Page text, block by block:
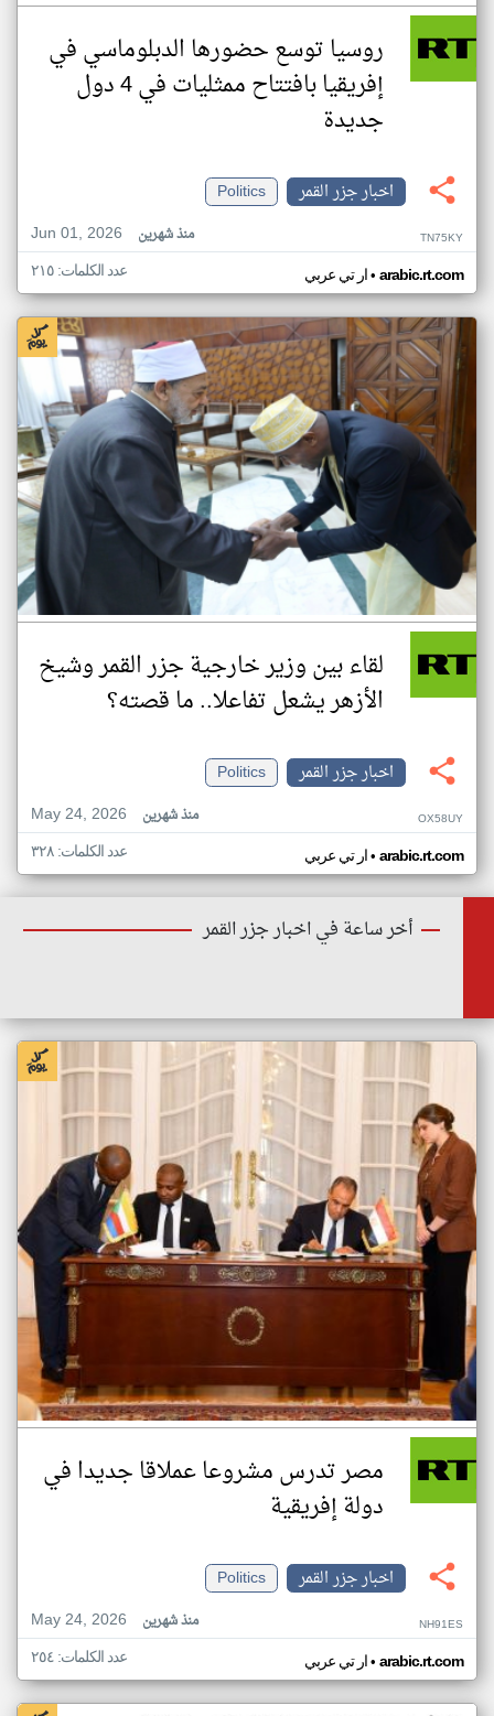
روسيا توسع حضورها الدبلوماسي في
إفريقيا بافتتاح ممثليات في 4 دول
جديدة
اخبار جزر القمر
Politics
Jun 01, 2026
منذ شهرين TN75KY
ار تي عربي• arabic.rt.com عدد الكلمات: ٢١٥
لقاء بين وزير خارجية جزر القمر وشيخ
الأزهر يشعل تفاعلا.. ما قصته؟
اخبار جزر القمر
Politics
May 24, 2026
منذ شهرين OX58UY
ار تي عربي• arabic.rt.com عدد الكلمات: ٣٢٨
أخر ساعة في اخبار جزر القمر
مصر تدرس مشروعا عملاقا جديدا في
دولة إفريقية
اخبار جزر القمر
Politics
May 24, 2026
منذ شهرين NH91ES
ار تي عربي• arabic.rt.com عدد الكلمات: ٢٥٤